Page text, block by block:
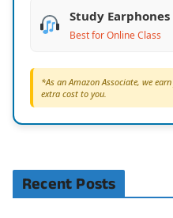
Study Earphones
Best for Online Class
*As an Amazon Associate, we
extra cost to you.
Recent Posts